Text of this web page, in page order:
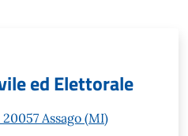
ed Elettorale
Assago (MI)